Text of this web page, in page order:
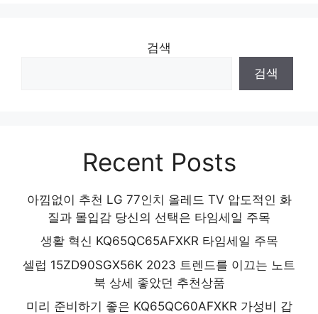
검색
검색
Recent Posts
아낌없이 추천 LG 77인치 올레드 TV 압도적인 화
질과 몰입감 당신의 선택은 타임세일 주목
생활 혁신 KQ65QC65AFXKR 타임세일 주목
셀럽 15ZD90SGX56K 2023 트렌드를 이끄는 노트
북 상세 좋았던 추천상품
미리 준비하기 좋은 KQ65QC60AFXKR 가성비 갑